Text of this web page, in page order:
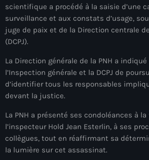
avril 2026
mars 2026
janvier 2026
décembre 2025
octobre 2025
septembre 2025
scientifique a procédé à la saisie d’une
surveillance et aux constats d’usage,
juge de paix et de la Direction centrale
(DCPJ).
La Direction générale de la PNH a
l’Inspection générale et la DCPJ de
d’identifier tous les responsables
devant la justice.
La PNH a présenté ses condoléances à
l’inspecteur Hold Jean Esterlin, à ses
collègues, tout en réaffirmant sa
la lumière sur cet assassinat.